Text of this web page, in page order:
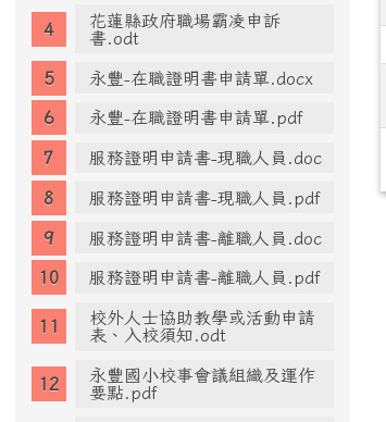
花蓮縣政府職場霸凌申訴
書.odt
永豐-在職證明書申請單.docx
永豐-在職證明書申請單.pdf
服務證明申請書-現職人員.doc
服務證明申請書-現職人員.pdf
服務證明申請書-離職人員.doc
服務證明申請書-離職人員.pdf
校外人士協助教學或活動申請
表、入校須知.odt
永豐國小校事會議組織及運作
要點.pdf